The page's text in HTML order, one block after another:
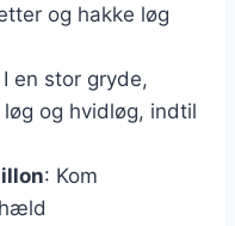
og hakke løg
I en stor gryde,
og hvidløg, indtil
: Kom